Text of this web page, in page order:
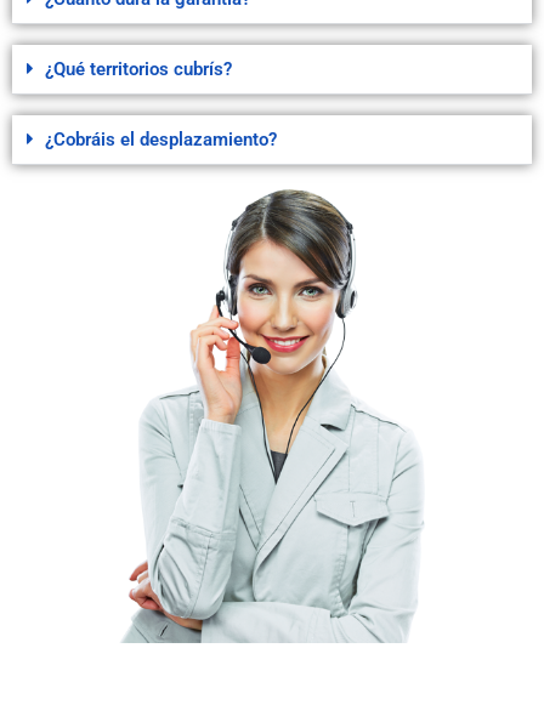
¿Qué territorios cubrís?
¿Cobráis el desplazamiento?